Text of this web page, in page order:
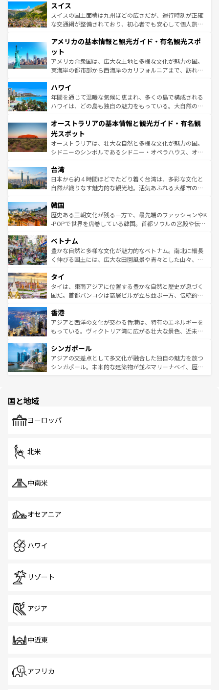
を参照してほしい。
は、お酒好きな人にはぜひ体験してほしい。 なお、新着の
ドイツ情報はコンテンツ一覧を参照してほしい。
リアごとに異なる魅力がある。また、優雅なアフタヌーン
ティー、ビール好きにはたまらない英国パブ、サッカー観
戦など、本場だからこそできる体験も豊富。イギリスを旅
ンツ一覧を参照してほしい。
スイス
スイスの国土面積は九州ほどの広さだが、運行時刻が正確
な交通網が整備されており、初心者でも安心して個人旅行
の建物がそのまま残る町や、スイスならではのユニークな
博物館もあり、アルプス観光だけでなく町歩きも満喫する
ことができる。国民の所得が高いため物価も高いが、旅行
者向けの交通パス提供のサービスもあり、うまく活用すれ
着のスイス情報は
アメリカの基本情報と観光ガイド・有名観光スポ
ット
アメリカ合衆国は、広大な土地と多様な文化が魅力の国。
東海岸の都市部から西海岸のカリフォルニアまで、訪れる
のような巨大都市は、観光、ショッピング、エンターテイ
ンメントが詰まった刺激的なスポットだ。一方、アメリカ
西部には大自然が広がり、グランドキャニオンやイエロー
部のニューオーリンズでは、音楽と美食が融合した独特の
文化が魅力。旅行者はアメリカの各地域で異なる魅力を楽
しみながら、その多様性と豊かな歴史を感じることができ
るだろう。車でのロードトリップや列車の旅も、アメリカ
情報は
ハワイ
年間を通じて温暖な気候に恵まれ、多くの島で構成される
ハワイは、どの島も独自の魅力をもっている。大自然の神
ワイ島は見逃せない。また、定番の観光地といえばオアフ
島だが、静かな自然を求めるならマウイ島やカウアイ島が
おすすめ。エメラルドグリーンに輝く海をはじめ、豊かな
文化や歴史が息づいている。「アロハスピリット」と呼ば
人々、おいしいローカルフードやハワイアンミュージッ
ク、伝統的なフラダンスなど、すべてがハワイの魅力を彩
っている。訪れるたびに新しい発見と感動が待っているハ
はコンテンツ一覧
オーストラリアの基本情報と観光ガイド・有名観
光スポット
オーストラリアは、壮大な自然と多様な文化が魅力の国。
シドニーのシンボルであるシドニー・オペラハウス、オー
リアリーフや大陸中央部にそびえるウルル（エアーズロッ
ク）、タスマニアの美しい原生林やケアンズの熱帯雨林な
ど、見どころがたくさん。また、カフェやワイン、オージ
いる。アクティビティも充実しており、サーフィンやダイ
ビング、ハイキングなど、アウトドア好きにはたまらな
い。オーストラリアの多彩な魅力を存分に味わいつくそ
参照してほしい。
台湾
日本から約４時間ほどでたどり着く台湾は、多彩な文化と
自然が織りなす魅力的な観光地。活気あふれる大都市の台
ン）、静ひつな山岳地帯である台湾東部など、都市の喧騒
と山間の静けさが共存しており、訪れる人に新しい発見と
驚きをもたらしてくれる。また、奥深い台湾の食文化も魅
容にもいいと評判のスイーツなど、バラエティ豊かな料理
が味わえる。 なお、新着の台湾情報は コンテンツ一覧を参
照してほしい。
韓国
歴史ある王朝文化が残る一方で、最先端のファッションやK
-POPで世界を席巻している韓国。首都ソウルの宮殿や伝統
き、地方に足を延ばせば四季折々の自然美を楽しむことが
できる。そして、キムチや焼肉、絶品のストリートフード
まで、さまざまな韓国料理が待っている。夜には、韓国な
リティに包まれながら、韓国の多彩な魅力を心ゆくまで味
わってみてほしい。 なお、新着の韓国情報はコンテンツ一
覧を参照してほしい。
ベトナム
豊かな自然と多様な文化が魅力的なベトナム。南北に細長
く伸びる国土には、広大な田園風景や青々とした山々、世
急速な発展と共に伝統が息づく。ハノイの古い町並みやホ
ーチミン市のフランス統治時代の建物も、独特の雰囲気を
醸し出している。また、バラエティの豊かさとおいしさで
とつ。フォーやバインミー、ベトナムコーヒーなどは、ぜ
ひ現地で味わいたい。どの地域を訪れてもあたたかい人々
が旅行者を迎えてくれるので、きっと忘れられない旅にな
参照してほしい。
タイ
タイは、東南アジアに位置する豊かな自然と歴史が息づく
国だ。首都バンコクは高層ビルが立ち並ぶ一方、伝統的な
の活気が交差している。北部ではチェンマイなどの山岳地
帯で自然と触れ合い、南部ではプーケットやクラビの美し
いビーチでリゾート気分を楽しむことができる。タイ料理
激する。気候は一年中温暖で、どの季節にも異なる楽しみ
が待っている。親しみやすいタイの人々、仏教を中心とし
た文化、そして多様な観光資源が、訪れる旅人を魅了し続
香港
アジアと西洋の文化が交わる香港は、特有のエネルギーを
もっている。ヴィクトリア湾に広がる壮大な景色、近未来
み、どこを訪れても感動するはず。観光スポットが密集し
ており、効率よく見どころを回れるのも魅力。息をのむよ
うな絶景から文化的な体験まで、香港を存分に楽しみ尽く
シンガポール
アジアの交差点として多文化が融合した独自の魅力を放つ
シンガポール。未来的な建築物が並ぶマリーナベイ、歴史
で、ホーカーズは地元の風情を楽しめる外せないスポット
国と地域
ヨーロッパ
北米
中南米
オセアニア
ハワイ
リゾート
アジア
中近東
アフリカ